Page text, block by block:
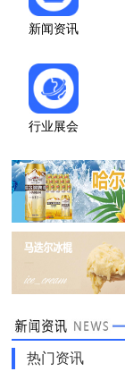
新闻资讯
行业展会
热门资讯